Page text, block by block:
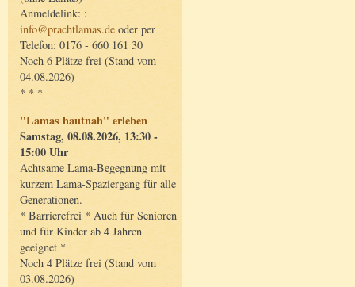
Anmeldelink: :
info@prachtlamas.de oder per
Telefon: 0176 - 660 161 30
Noch 6 Plätze frei (Stand vom
04.08.2026)
* * *
"Lamas hautnah" erleben
Samstag, 08.08.2026, 13:30 -
15:00 Uhr
Achtsame Lama-Begegnung mit
kurzem Lama-Spaziergang für alle
Generationen.
* Barrierefrei * Auch für Senioren
und für Kinder ab 4 Jahren
geeignet *
Noch 4 Plätze frei (Stand vom
03.08.2026)